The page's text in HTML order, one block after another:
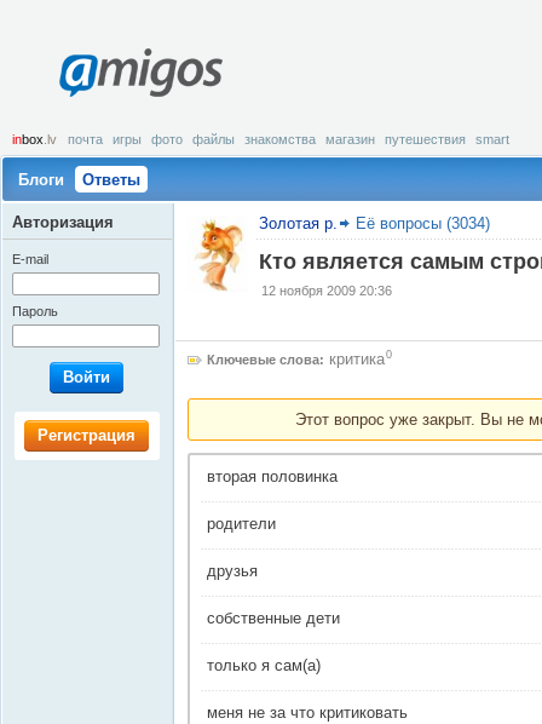
amigos
inbox .lv почта игры фото файлы знакомства магазин путешествия smart
Блоги Ответы
Золотая р. Её вопросы (3034)
Кто является самым
12 ноября 2009 20:36
Ключевые слова: критикa0
Этот вопрос уже закрыт. Вы не
вторая половинка
родители
друзья
собственные дети
только я сам(а)
меня не за что критиковать
Авторизация
E-mail
Пароль
Войти
Регистрация